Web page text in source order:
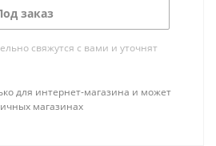
заказ
свяжутся с вами и уточнят
для интернет-магазина и может
магазинах